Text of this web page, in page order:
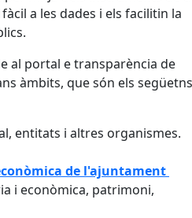
a les dades i els facilitin la
al portal e transparència de
àmbits, que són els
entitats i altres organismes.
de l'ajuntament
i econòmica, patrimoni,